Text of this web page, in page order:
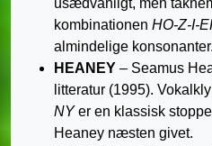
usædvanligt, men
kombinationen HO-Z-I-
almindelige konsonanter.
HEANEY – Seamus
litteratur (1995).
NYer en klassisk
Heaney næsten givet.